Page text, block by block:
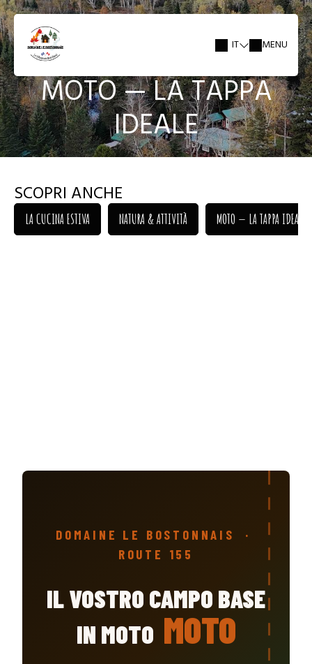
IT MENU
MOTO — LA TAPPA
IDEALE
SCOPRI ANCHE
LA CUCINA ESTIVA
NATURA & ATTIVITÀ
MOTO — LA TAPPA IDEALE
DOMAINE LE BOSTONNAIS ·
ROUTE 155
IL VOSTRO CAMPO BASE
IN MOTO MOTO